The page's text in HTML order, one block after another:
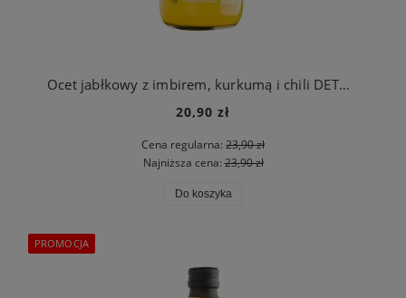
Ocet jabłkowy z imbirem, kurkumą i chili DETO BIO 500 ml Andrea Milano ODPORNOŚĆ
20,90 zł
Cena regularna: 23,90 zł
Najniższa cena:23,90 zł
Do koszyka
PROMOCJA